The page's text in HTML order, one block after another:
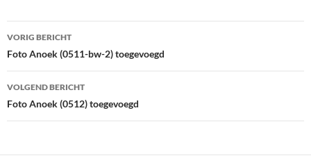
Bericht
navigatie
VORIG BERICHT
Foto Anoek (0511-bw-2) toegevoegd
VOLGEND BERICHT
Foto Anoek (0512) toegevoegd